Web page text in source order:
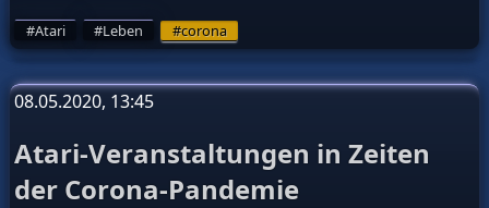
Atari Leben corona
08.05.2020, 13:45
Atari-Veranstaltungen in Zeiten
der Corona-Pandemie